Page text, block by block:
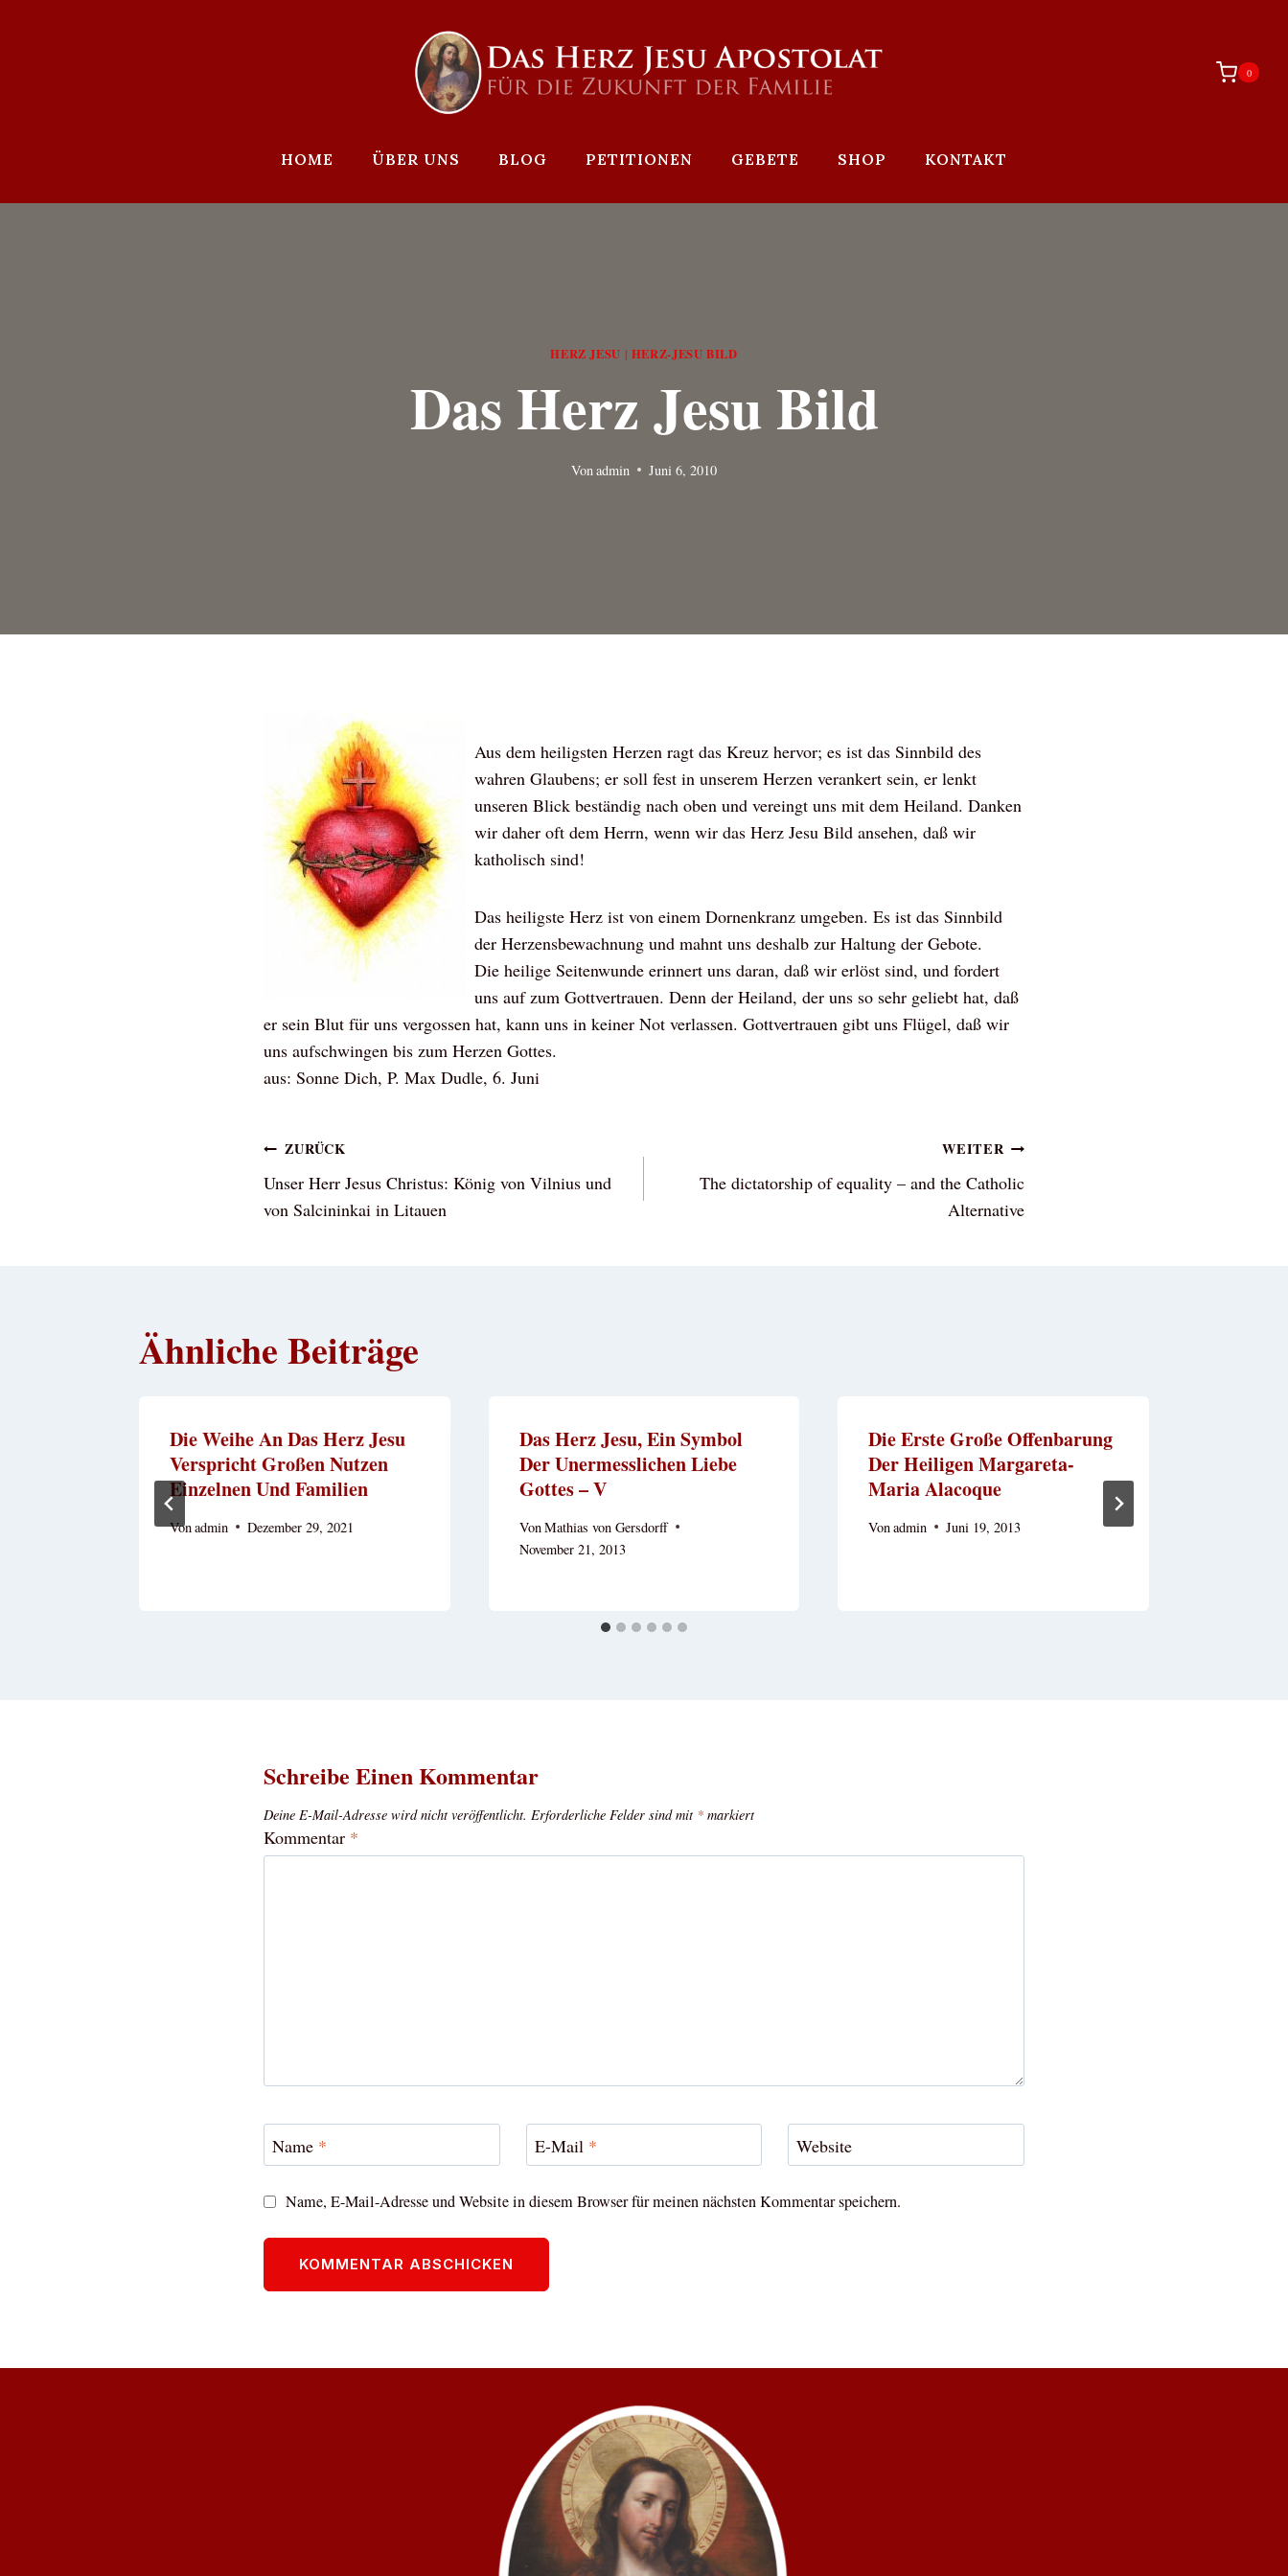
0
HOME ÜBER UNS BLOG PETITIONEN GEBETE SHOP KONTAKT
HERZ JESU | HERZ-JESU BILD
Das Herz Jesu Bild
Von admin Juni 6, 2010
Aus dem heiligsten Herzen ragt das Kreuz hervor; es ist das Sinnbild des
wahren Glaubens; er soll fest in unserem Herzen verankert sein, er lenkt
unseren Blick beständig nach oben und vereingt uns mit dem Heiland. Danken
wir daher oft dem Herrn, wenn wir das Herz Jesu Bild ansehen, daß wir
katholisch sind!
Das heiligste Herz ist von einem Dornenkranz umgeben. Es ist das Sinnbild
der Herzensbewachnung und mahnt uns deshalb zur Haltung der Gebote.
Die heilige Seitenwunde erinnert uns daran, daß wir erlöst sind, und fordert
uns auf zum Gottvertrauen. Denn der Heiland, der uns so sehr geliebt hat, daß
er sein Blut für uns vergossen hat, kann uns in keiner Not verlassen. Gottvertrauen gibt uns Flügel, daß wir
uns aufschwingen bis zum Herzen Gottes.
aus: Sonne Dich, P. Max Dudle, 6. Juni
Beitragsnavigation
ZURÜCK
Unser Herr Jesus Christus: König von Vilnius und
von Salcininkai in Litauen
WEITER
The dictatorship of equality – and the Catholic
Alternative
Ähnliche Beiträge
Die Weihe An Das Herz Jesu
Verspricht Großen Nutzen
Einzelnen Und Familien
Vonadmin Dezember 29, 2021
Das Herz Jesu, Ein Symbol
Der Unermesslichen Liebe
Gottes – V
VonMathias von Gersdorff
November 21, 2013
Die Erste Große Offenbarung
Der Heiligen Margareta-
Maria Alacoque
Vonadmin Juni 19, 2013
Schreibe Einen Kommentar
Deine E-Mail-Adresse wird nicht veröffentlicht. Erforderliche Felder sind mit * markiert
Kommentar *
Name * E-Mail * Website
Name, E-Mail-Adresse und Website in diesem Browser für meinen nächsten Kommentar speichern.